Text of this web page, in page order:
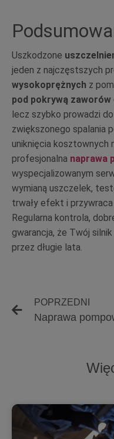
Uszkodzone
jeden z najczęstszych
wysokoprężnych z
pod pokrywą zaworów
lecz szybko prowadzi
zwiększonego spalania
uniknięcia kosztownych
profesjonalna naprawa
wyspecjalizowanym
wymianą uszczelek,
trwały efekt i
Regularna kontrola,
gwarancja, że Twój
przez długie lata.
POPRZEDNI